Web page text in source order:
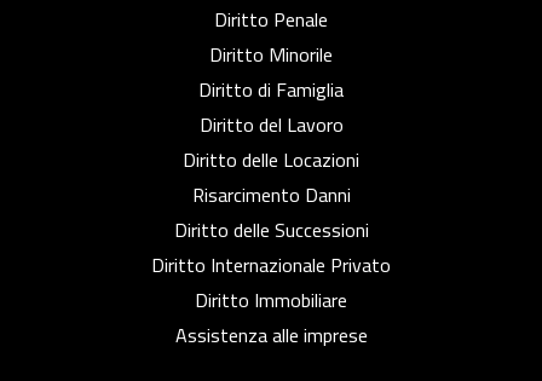
Diritto Penale
Diritto Minorile
Diritto di Famiglia
Diritto del Lavoro
Diritto delle Locazioni
Risarcimento Danni
Diritto delle Successioni
Diritto Internazionale Privato
Diritto Immobiliare
Assistenza alle imprese